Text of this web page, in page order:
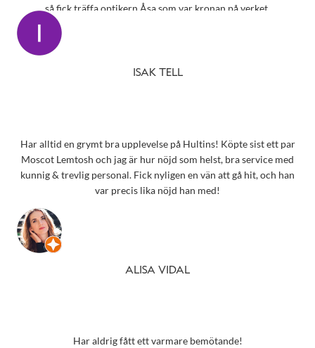
så fick träffa optikern Åsa som var kronan på verket.
ISAK TELL
Har alltid en grymt bra upplevelse på Hultins! Köpte sist ett par
Moscot Lemtosh och jag är hur nöjd som helst, bra service med
kunnig & trevlig personal. Fick nyligen en vän att gå hit, och han
var precis lika nöjd han med!
ALISA VIDAL
Har aldrig fått ett varmare bemötande!